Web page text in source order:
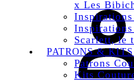
x Les
Inspirations
Scarlett, le
PATRONS &
Patrons
Kits